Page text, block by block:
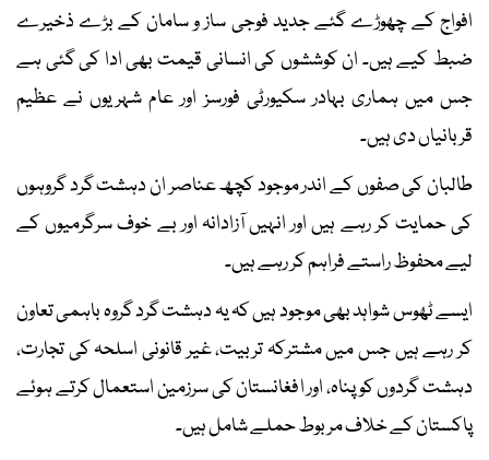
افواج کے چھوڑے گئے جدید فوجی ساز و سامان کے بڑے ذخیرے
ضبط کیے ہیں۔ ان کوششوں کی انسانی قیمت بھی ادا کی گئی ہے
جس میں ہماری بہادر سکیورٹی فورسز اور عام شہریوں نے عظیم
قربانیاں دی ہیں۔
طالبان کی صفوں کے اندر موجود کچھ عناصر ان دہشت گرد گروہوں
کی حمایت کر رہے ہیں اور انہیں آزادانہ اور بے خوف سرگرمیوں کے
لیے محفوظ راستے فراہم کر رہے ہیں۔
ایسے ٹھوس شواہد بھی موجود ہیں کہ یہ دہشت گرد گروہ باہمی تعاون
کر رہے ہیں جس میں مشترکہ تربیت، غیر قانونی اسلحہ کی تجارت،
دہشت گردوں کو پناہ، اور افغانستان کی سرزمین استعمال کرتے ہوئے
پاکستان کے خلاف مربوط حملے شامل ہیں۔